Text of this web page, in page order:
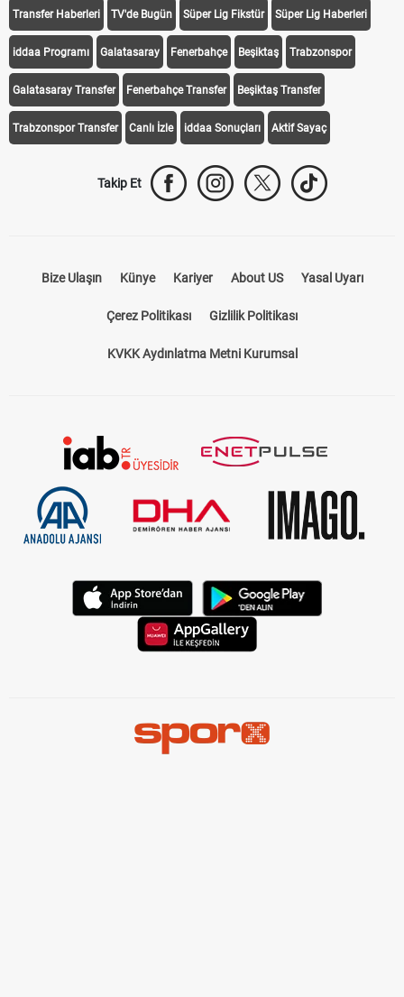
Transfer Haberleri TV'de Bugün Süper Lig Fikstür Süper Lig Haberleri
iddaa Programı Galatasaray Fenerbahçe Beşiktaş Trabzonspor
Galatasaray Transfer Fenerbahçe Transfer Beşiktaş Transfer
Trabzonspor Transfer Canlı İzle iddaa Sonuçları Aktif Sayaç
Takip Et
Bize Ulaşın Künye Kariyer About US Yasal Uyarı
Çerez Politikası Gizlilik Politikası
KVKK Aydınlatma Metni Kurumsal